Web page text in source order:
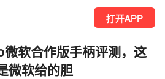
打开APP
软合作版手柄评测，这
微软给的胆